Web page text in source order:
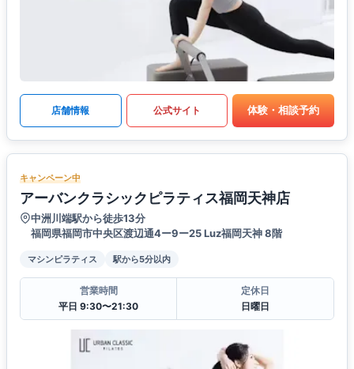
店舗情報 公式サイト 体験・相談予約
キャンペーン中
アーバンクラシックピラティス福岡天神店
中洲川端駅から徒歩13分
福岡県福岡市中央区渡辺通4ー9ー25 Luz福岡天神 8階
マシンピラティス 駅から5分以内
営業時間
平日 9:30〜21:30
定休日
日曜日